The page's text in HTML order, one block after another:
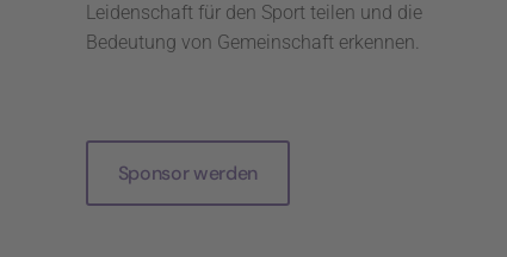
Leidenschaft für den Sport teilen und die
Bedeutung von Gemeinschaft erkennen.
Sponsor werden